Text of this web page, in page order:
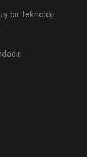
bir teknoloji